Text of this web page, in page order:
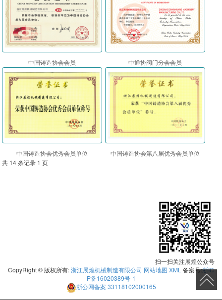
中国铸造协会会员 中通协阀门分会会员
中国铸造协会优秀会员单位
中国铸造协会第八届优秀会员单位
共 14 条记录 1 页
扫一扫关注展煌公众号
CopyRight © 版权所有:浙江展煌机械制造有限公司 网站地图 XML 备案号:浙IC
P备16020389号-1
浙公网备案 33118102000165